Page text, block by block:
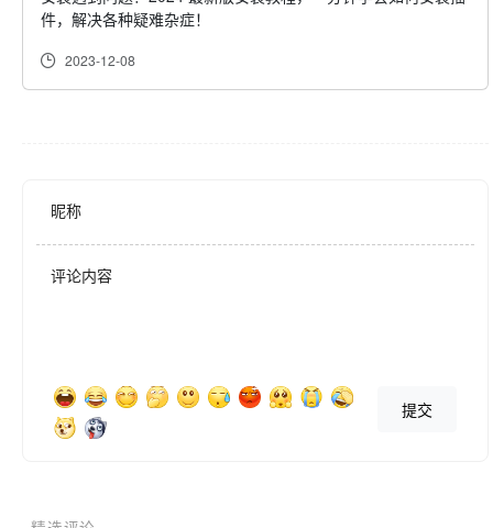
件，解决各种疑难杂症！
2023-12-08
昵称
评论内容
提交